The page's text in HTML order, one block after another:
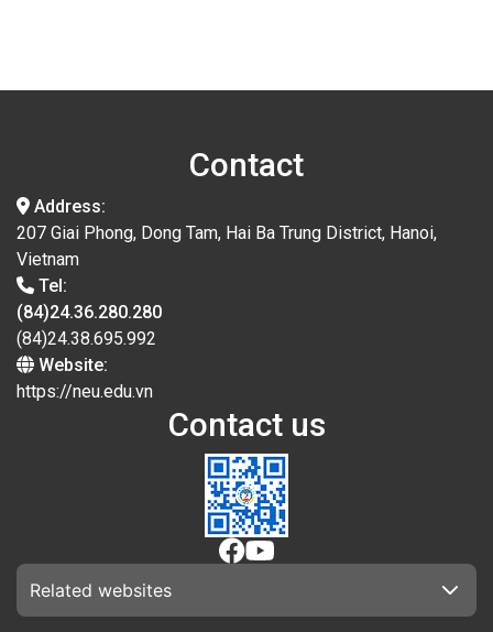
Contact
Address:
207 Giai Phong, Dong Tam, Hai Ba Trung District, Hanoi,
Vietnam
Tel:
(84)24.36.280.280
(84)24.38.695.992
Website:
https://neu.edu.vn
Contact us
Related websites